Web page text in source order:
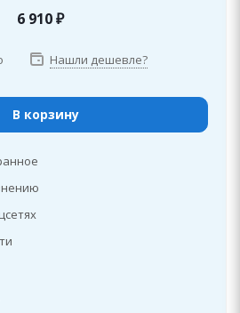
6 910₽
Нашли дешевле?
В корзину